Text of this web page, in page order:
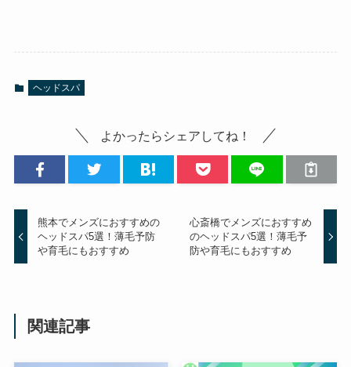
ヘッドスパ
よかったらシェアしてね！
熊本でメンズにおすすめの
ヘッドスパ5選！薄毛予防
や育毛にもおすすめ
心斎橋でメンズにおすすめ
のヘッドスパ5選！薄毛予
防や育毛にもおすすめ
関連記事